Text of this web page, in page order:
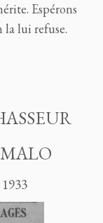
Espérons
la lui refuse.
MALO